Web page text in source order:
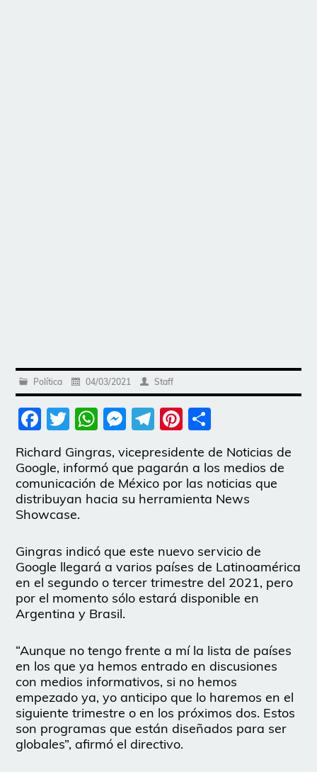
Política 04/03/2021 Staff
Facebook
Twitter
WhatsApp
Messenger
Telegram
Pinterest
Richard Gingras, vicepresidente de Noticias de
Google, informó que pagarán a los medios de
comunicación de México por las noticias que
distribuyan hacia su herramienta News
Showcase.
Gingras indicó que este nuevo servicio de
Google llegará a varios países de Latinoamérica
en el segundo o tercer trimestre del 2021, pero
por el momento sólo estará disponible en
Argentina y Brasil.
“Aunque no tengo frente a mí la lista de países
en los que ya hemos entrado en discusiones
con medios informativos, si no hemos
empezado ya, yo anticipo que lo haremos en el
siguiente trimestre o en los próximos dos. Estos
son programas que están diseñados para ser
globales”, afirmó el directivo.